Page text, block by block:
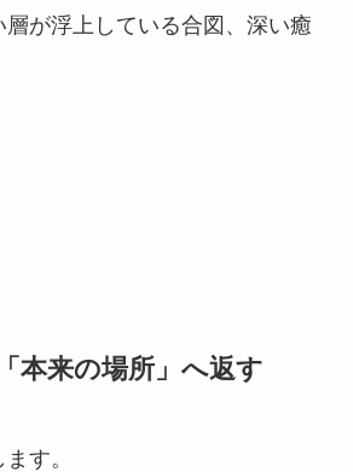
層が浮上している合図、深い癒
本来の場所」へ返す
す。